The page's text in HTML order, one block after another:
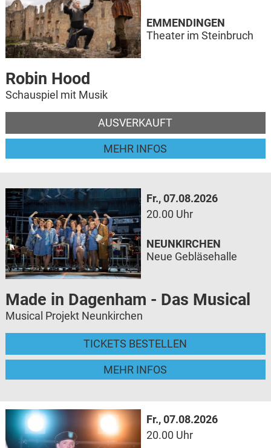
Robin Hood
Schauspiel mit Musik
AUSVERKAUFT
MEHR INFOS
EMMENDINGEN
Theater im Steinbruch
Fr., 07.08.2026
20.00 Uhr
Made in Dagenham - Das Musical
Musical Projekt Neunkirchen
TICKETS BESTELLEN
MEHR INFOS
NEUNKIRCHEN
Neue Gebläsehalle
Fr., 07.08.2026
20.00 Uhr